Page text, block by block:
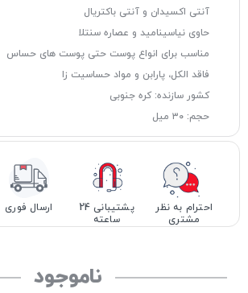
آنتی اکسیدان و آنتی باکتریال
حاوی نیاسینامید و عصاره سنتلا
مناسب برای انواع پوست حتی پوست های حساس
فاقد الکل، پارابن و مواد حساسیت زا
کشور سازنده: کره جنوبی
حجم: ٣٠ ميل
احترام به نظر
مشتری
پشتیبانی 24
ساعته
ارسال فوری
ناموجود